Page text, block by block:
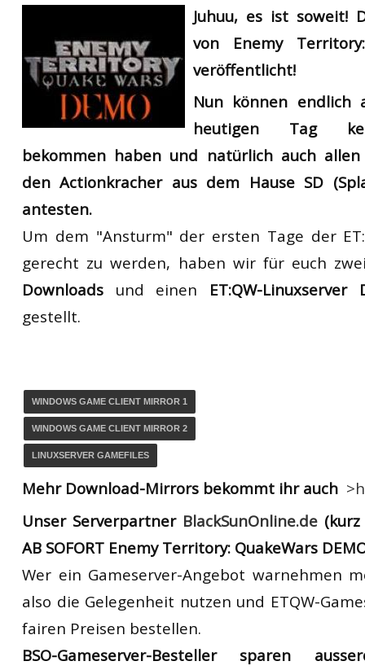
Juhuu, es ist soweit!
von Enemy
veröffentlicht!
Nun können endlich
heutigen Tag
bekommen haben und natürlich auch
den Actionkracher aus dem Hause SD
antesten.
Um dem "Ansturm" der ersten Tage der
gerecht zu werden, haben wir für euch
Downloads und einen ET:QW-Linuxserver
gestellt.
WINDOWS GAME CLIENT MIRROR 1
WINDOWS GAME CLIENT MIRROR 2
LINUXSERVER GAMEFILES
Mehr Download-Mirrors bekommt ihr auch
Unser Serverpartner BlackSunOnline.de
AB SOFORT Enemy Territory: QuakeWars
Wer ein Gameserver-Angebot warnehmen
also die Gelegenheit nutzen und ETQW-
fairen Preisen bestellen.
BSO-Gameserver-Besteller sparen